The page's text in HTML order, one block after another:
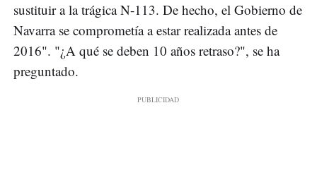
sustituir a la trágica N-113. De hecho, el Gobierno de
Navarra se comprometía a estar realizada antes de
2016". "¿A qué se deben 10 años retraso?", se ha
preguntado.